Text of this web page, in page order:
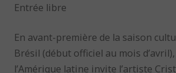
Entrée libre
En avant-première de la saison
Brésil (début officiel au mois
l’Amérique latine invite l’artiste